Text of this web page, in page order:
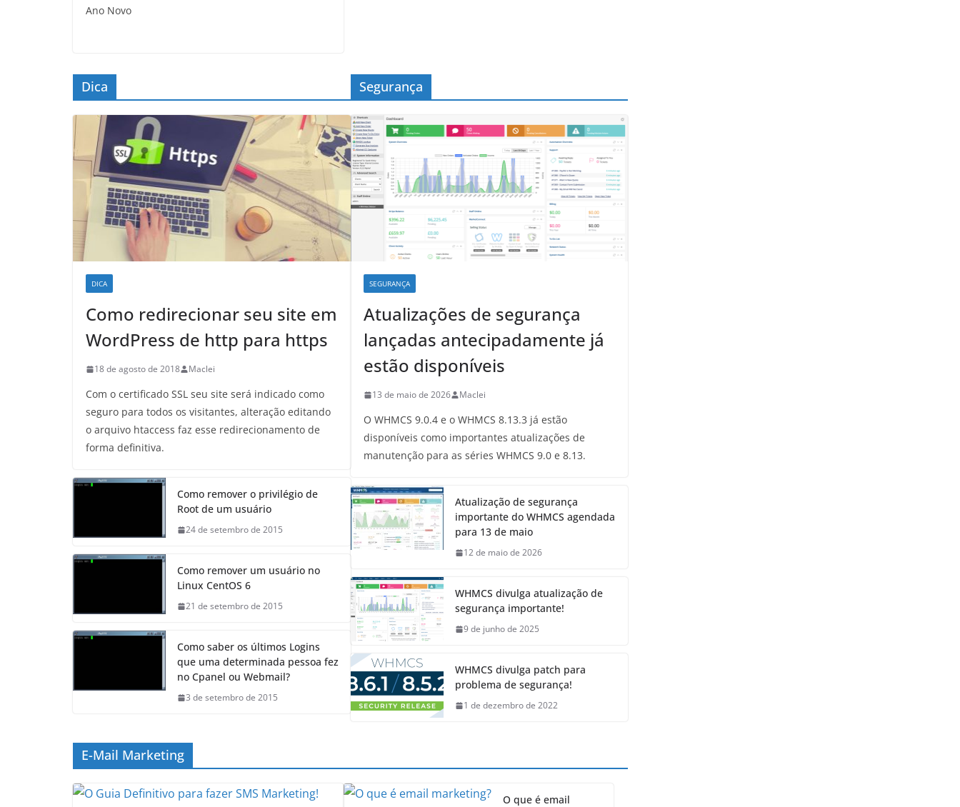
Ano Novo
Dica
DICA
Como redirecionar seu site em
WordPress de http para https
18 de agosto de 2018 Maclei
Com o certificado SSL seu site será indicado como
seguro para todos os visitantes, alteração editando
o arquivo htaccess faz esse redirecionamento de
forma definitiva.
Como remover o privilégio de
Root de um usuário
24 de setembro de 2015
Como remover um usuário no
Linux CentOS 6
21 de setembro de 2015
Como saber os últimos Logins
que uma determinada pessoa fez
no Cpanel ou Webmail?
3 de setembro de 2015
Segurança
SEGURANÇA
Atualizações de segurança
lançadas antecipadamente já
estão disponíveis
13 de maio de 2026 Maclei
O WHMCS 9.0.4 e o WHMCS 8.13.3 já estão
disponíveis como importantes atualizações de
manutenção para as séries WHMCS 9.0 e 8.13.
Atualização de segurança
importante do WHMCS agendada
para 13 de maio
12 de maio de 2026
WHMCS divulga atualização de
segurança importante!
9 de junho de 2025
WHMCS divulga patch para
problema de segurança!
1 de dezembro de 2022
E-Mail Marketing
O que é email